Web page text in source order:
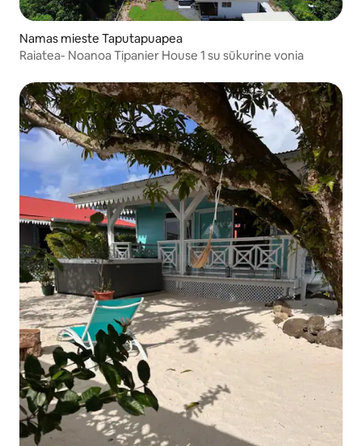
Namas mieste Taputapuapea
Raiatea- Noanoa Tipanier House 1 su sūkurine vonia